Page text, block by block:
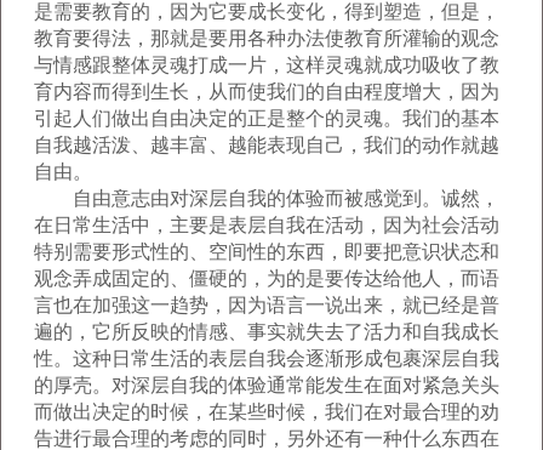
是需要教育的，因为它要成长变化，得到塑造，但是，
教育要得法，那就是要用各种办法使教育所灌输的观念
与情感跟整体灵魂打成一片，这样灵魂就成功吸收了教
育内容而得到生长，从而使我们的自由程度增大，因为
引起人们做出自由决定的正是整个的灵魂。我们的基本
自我越活泼、越丰富、越能表现自己，我们的动作就越
自由。
自由意志由对深层自我的体验而被感觉到。诚然，
在日常生活中，主要是表层自我在活动，因为社会活动
特别需要形式性的、空间性的东西，即要把意识状态和
观念弄成固定的、僵硬的，为的是要传达给他人，而语
言也在加强这一趋势，因为语言一说出来，就已经是普
遍的，它所反映的情感、事实就失去了活力和自我成长
性。这种日常生活的表层自我会逐渐形成包裹深层自我
的厚壳。对深层自我的体验通常能发生在面对紧急关头
而做出决定的时候，在某些时候，我们在对最合理的劝
告进行最合理的考虑的同时，另外还有一种什么东西在